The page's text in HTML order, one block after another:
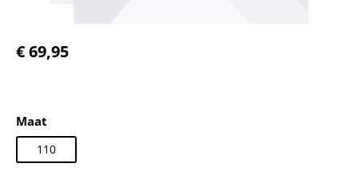
Normale prijs:
€ 69,95
Selecteer
Maat
110